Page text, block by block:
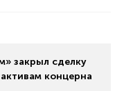
закрыл сделку
концерна